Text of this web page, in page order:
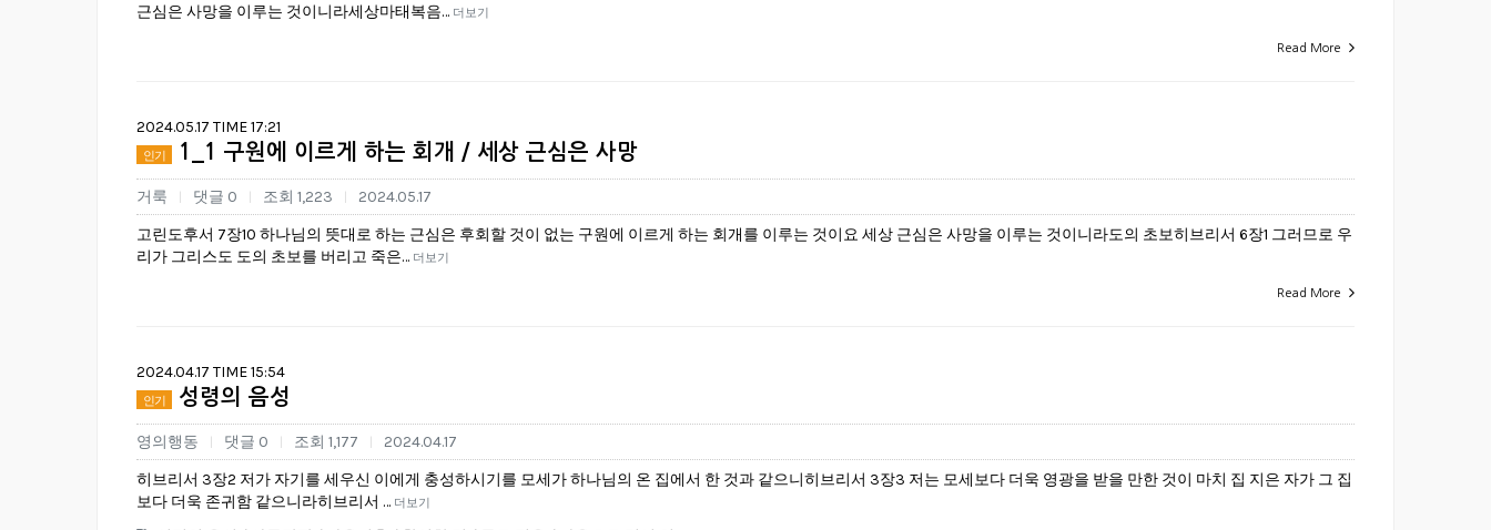
근심은 사망을 이루는 것이니라세상마태복음… 더보기
Read More
2024.05.17 TIME 17:21
인기 1_1 구원에 이르게 하는 회개 / 세상 근심은 사망
거룩 댓글 0 조회 1,223
2024.05.17
고린도후서 7장10 하나님의 뜻대로 하는 근심은 후회할 것이 없는 구원에 이르게 하는 회개를 이루는 것이요 세상 근심은 사망을 이루는 것이니라도의 초보히브리서 6장1 그러므로 우
리가 그리스도 도의 초보를 버리고 죽은… 더보기
Read More
2024.04.17 TIME 15:54
인기 성령의 음성
영의행동 댓글 0 조회 1,177
2024.04.17
히브리서 3장2 저가 자기를 세우신 이에게 충성하시기를 모세가 하나님의 온 집에서 한 것과 같으니히브리서 3장3 저는 모세보다 더욱 영광을 받을 만한 것이 마치 집 지은 자가 그 집
보다 더욱 존귀함 같으니라히브리서 … 더보기